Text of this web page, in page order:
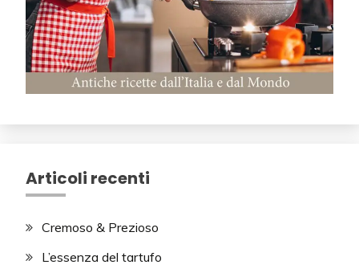
Articoli recenti
Cremoso & Prezioso
L’essenza del tartufo